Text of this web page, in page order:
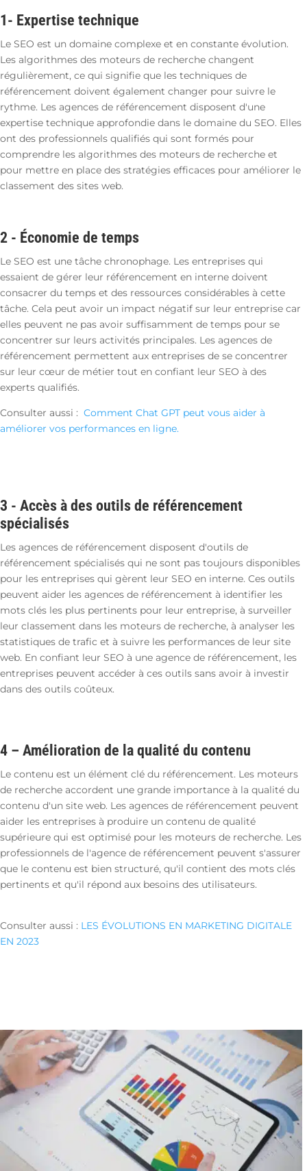
1- Expertise technique
Le SEO est un domaine complexe et en constante évolution.
Les algorithmes des moteurs de recherche changent
régulièrement, ce qui signifie que les techniques de
référencement doivent également changer pour suivre le
rythme. Les agences de référencement disposent d'une
expertise technique approfondie dans le domaine du SEO. Elles
ont des professionnels qualifiés qui sont formés pour
comprendre les algorithmes des moteurs de recherche et
pour mettre en place des stratégies efficaces pour améliorer le
classement des sites web.
2 - Économie de temps
Le SEO est une tâche chronophage. Les entreprises qui
essaient de gérer leur référencement en interne doivent
consacrer du temps et des ressources considérables à cette
tâche. Cela peut avoir un impact négatif sur leur entreprise car
elles peuvent ne pas avoir suffisamment de temps pour se
concentrer sur leurs activités principales. Les agences de
référencement permettent aux entreprises de se concentrer
sur leur cœur de métier tout en confiant leur SEO à des
experts qualifiés.
Consulter aussi : Comment Chat GPT peut vous aider à
améliorer vos performances en ligne.
3 - Accès à des outils de référencement
spécialisés
Les agences de référencement disposent d'outils de
référencement spécialisés qui ne sont pas toujours disponibles
pour les entreprises qui gèrent leur SEO en interne. Ces outils
peuvent aider les agences de référencement à identifier les
mots clés les plus pertinents pour leur entreprise, à surveiller
leur classement dans les moteurs de recherche, à analyser les
statistiques de trafic et à suivre les performances de leur site
web. En confiant leur SEO à une agence de référencement, les
entreprises peuvent accéder à ces outils sans avoir à investir
dans des outils coûteux.
4 – Amélioration de la qualité du contenu
Le contenu est un élément clé du référencement. Les moteurs
de recherche accordent une grande importance à la qualité du
contenu d'un site web. Les agences de référencement peuvent
aider les entreprises à produire un contenu de qualité
supérieure qui est optimisé pour les moteurs de recherche. Les
professionnels de l'agence de référencement peuvent s'assurer
que le contenu est bien structuré, qu'il contient des mots clés
pertinents et qu'il répond aux besoins des utilisateurs.
Consulter aussi : LES ÉVOLUTIONS EN MARKETING DIGITALE
EN 2023